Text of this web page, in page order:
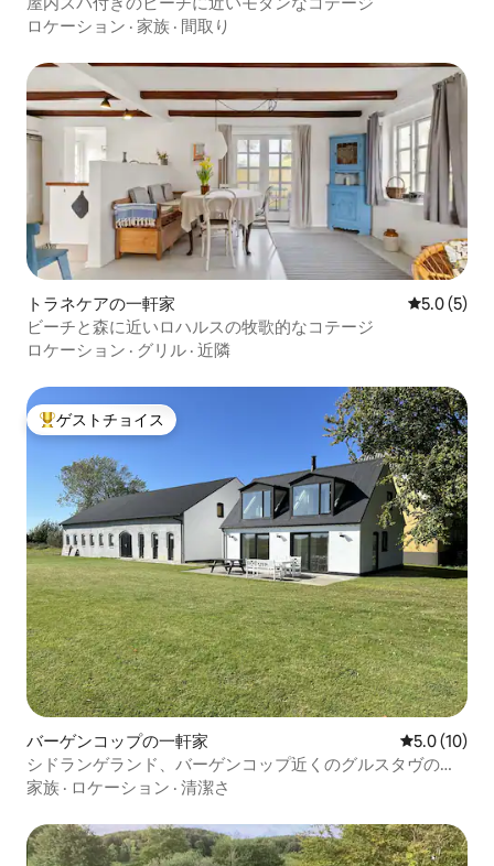
ロケーション · 家族 · 間取り
トラネケアの一軒家 レビュー5
5.0 (5)
ビーチと森に近いロハルスの牧歌的なコテージ
ロケーション · グリル · 近隣
大好評のゲストチョイスです。
ゲストチョイス
バーゲンコップの一軒家 レビュー10
5.0 (10)
シドランゲランド、バーゲンコップ近くのグルスタヴの別
荘
家族 · ロケーション · 清潔さ